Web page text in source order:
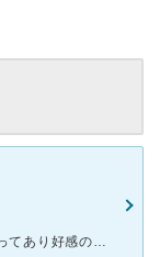
温かい雰囲気のクリニックで、きれいな花も飾ってあり好感のもてる印象でした。 不安感も強くありましたが、とても丁寧で優しい先生で、親身に相談にのってくださり、安心して通院することができています。 診